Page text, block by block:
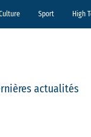
Sport High
actualités